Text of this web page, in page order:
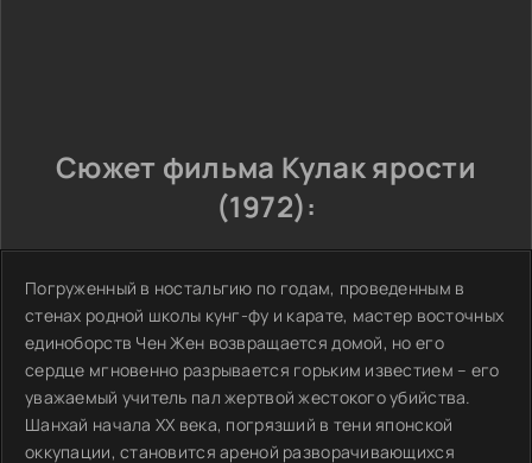
Сюжет фильма Кулак ярости
(1972):
Погруженный в ностальгию по годам, проведенным в
стенах родной школы кунг-фу и карате, мастер восточных
единоборств Чен Жен возвращается домой, но его
сердце мгновенно разрывается горьким известием – его
уважаемый учитель пал жертвой жестокого убийства.
Шанхай начала XX века, погрязший в тени японской
оккупации, становится ареной разворачивающихся